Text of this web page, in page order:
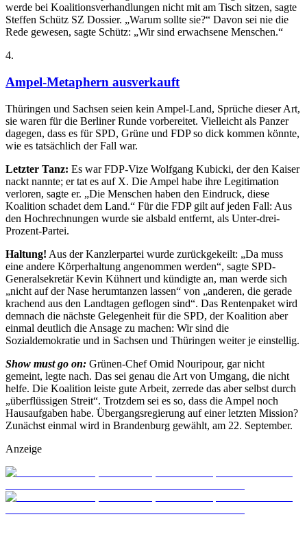
werde bei Koalitionsverhandlungen nicht mit am Tisch sitzen, sagte
Steffen Schütz SZ Dossier. „Warum sollte sie?“ Davon sei nie die
Rede gewesen, sagte Schütz: „Wir sind erwachsene Menschen.“
4.
Ampel-Metaphern ausverkauft
Thüringen und Sachsen seien kein Ampel-Land, Sprüche dieser Art,
sie waren für die Berliner Runde vorbereitet. Vielleicht als Panzer
dagegen, dass es für SPD, Grüne und FDP so dick kommen könnte,
wie es tatsächlich der Fall war.
Letzter Tanz: Es war FDP-Vize Wolfgang Kubicki, der den Kaiser
nackt nannte; er tat es auf X. Die Ampel habe ihre Legitimation
verloren, sagte er. „Die Menschen haben den Eindruck, diese
Koalition schadet dem Land.“ Für die FDP gilt auf jeden Fall: Aus
den Hochrechnungen wurde sie alsbald entfernt, als Unter-drei-
Prozent-Partei.
Haltung! Aus der Kanzlerpartei wurde zurückgekeilt: „Da muss
eine andere Körperhaltung angenommen werden“, sagte SPD-
Generalsekretär Kevin Kühnert und kündigte an, man werde sich
„nicht auf der Nase herumtanzen lassen“ von „anderen, die gerade
krachend aus den Landtagen geflogen sind“. Das Rentenpaket wird
demnach die nächste Gelegenheit für die SPD, der Koalition aber
einmal deutlich die Ansage zu machen: Wir sind die
Sozialdemokratie und in Sachsen und Thüringen weiter je einstellig.
Show must go on: Grünen-Chef Omid Nouripour, gar nicht
gemeint, legte nach. Das sei genau die Art von Umgang, die nicht
helfe. Die Koalition leiste gute Arbeit, zerrede das aber selbst durch
„überflüssigen Streit“. Trotzdem sei es so, dass die Ampel noch
Hausaufgaben habe. Übergangsregierung auf einer letzten Mission?
Zunächst einmal wird in Brandenburg gewählt, am 22. September.
Anzeige